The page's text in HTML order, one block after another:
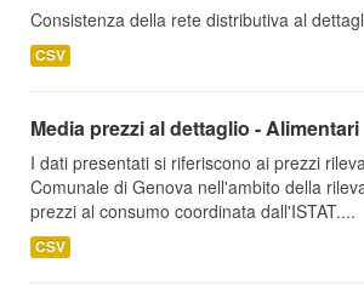
Consistenza della rete distributiva al
CSV
Media prezzi al dettaglio - Alimentari
I dati presentati si riferiscono ai prezzi
Comunale di Genova nell'ambito della
prezzi al consumo coordinata dall'ISTAT....
CSV